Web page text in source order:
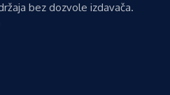
bez dozvole izdavača.